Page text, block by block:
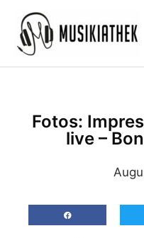
Inhalt
springen
Fotos:
live –